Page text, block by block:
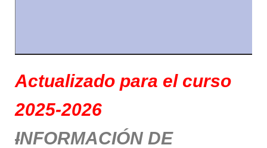
Actualizado para el curso
2025-2026
INFORMACIÓN DE